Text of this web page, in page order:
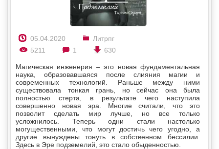
05.04.2020
Литрпг
5211
1 630
Магическая инженерия – это новая фундаментальная
наука, образовавшаяся после слияния магии и
современных технологий. Раньше между ними
существовала тонкая грань, но сейчас она была
полностью стерта, в результате чего наступила
совершенно новая эра. Многие считали, что это
позволит сделать мир лучше, но все только
усложнилось. Теперь одни стали настолько
могущественными, что могут достичь чего угодно, а
другие вынуждены тонуть в собственном бессилии.
Здесь в Эре подземелий, это стало обыденностью.